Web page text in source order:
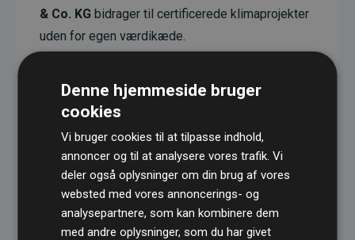
& Co. KG bidrager til certificerede klimaprojekter
uden for egen værdikæde.
reducerende effekt, som i gennemsnit svarer til
dobbelt så meget CO₂ som den estimerede
Alle projekter er verificeret gennem Gold
Standard– en international ordning, der sikrer høj
kvalitet og gennemsigtighed i klimainvesteringer.
Du kan læse mere om de konkrete projekter
Denne hjemmeside bruger
cookies
Vi bruger cookies til at tilpasse indhold,
annoncer og til at analysere vores trafik. Vi
deler også oplysninger om din brug af vores
websted med vores annoncerings- og
analysepartnere, som kan kombinere dem
med andre oplysninger, som du har givet